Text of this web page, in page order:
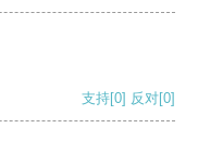
支持[0] 反对[0]